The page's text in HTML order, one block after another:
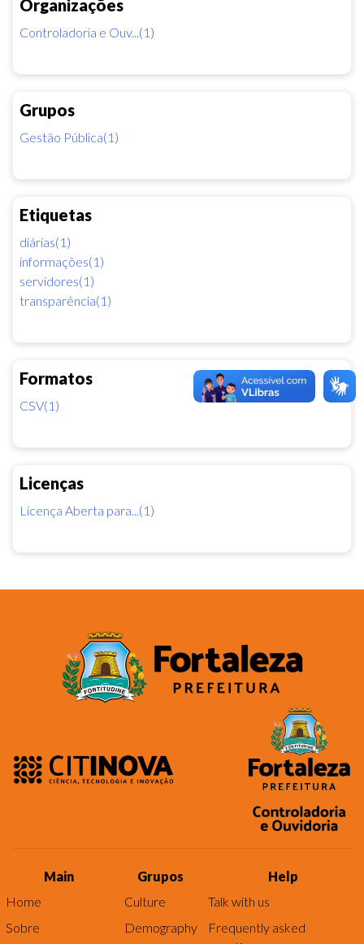
Organizações
Controladoria e Ouv...(1)
Grupos
Gestão Pública(1)
Etiquetas
diárias(1)
informações(1)
servidores(1)
transparência(1)
Formatos
CSV(1)
Licenças
Licença Aberta para...(1)
Main
Home
Sobre
Grupos
Culture
Demography
Help
Talk with us
Frequently asked